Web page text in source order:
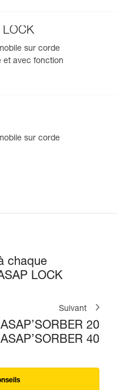
sur corde
et avec fonction
sur corde
chaque
LOCK
Suivant
20
40